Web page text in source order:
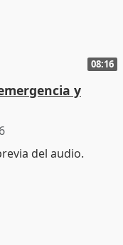
08:16
y